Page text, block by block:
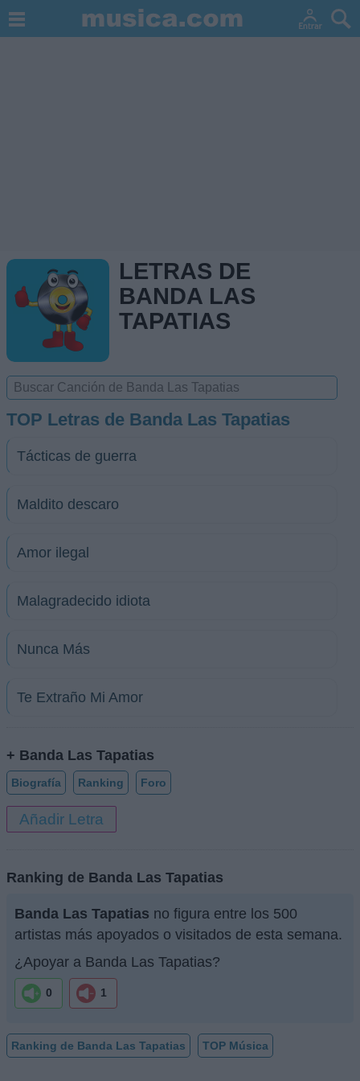
LETRAS DE
BANDA LAS
TAPATIAS
TOP Letras de Banda Las Tapatias
Tácticas de guerra
Maldito descaro
Amor ilegal
Malagradecido idiota
Nunca Más
Te Extraño Mi Amor
+ Banda Las Tapatias
Biografía Ranking Foro
Añadir Letra
Ranking de Banda Las Tapatias
Banda Las Tapatias no figura entre los 500
artistas más apoyados o visitados de esta semana.
¿Apoyar a Banda Las Tapatias?
0 1
Ranking de Banda Las Tapatias TOP Música